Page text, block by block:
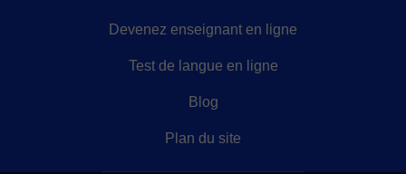
Devenez enseignant en ligne
Test de langue en ligne
Blog
Plan du site